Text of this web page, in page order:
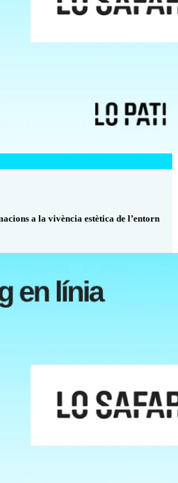
a la vivència estètica de l’entorn